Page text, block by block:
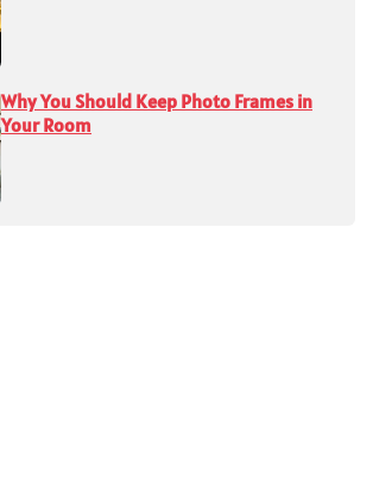
Why You Should Keep Photo Frames in
Your Room